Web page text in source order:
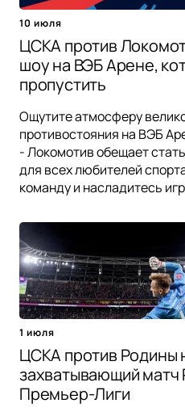
10 июля
ЦСКА против
шоу на ВЭБ Арене,
пропустить
Ощутите атмосферу
противостояния на ВЭБ
- Локомотив обещает
для всех любителей
команду и насладитесь
1 июля
ЦСКА против Родины
захватывающий матч
Премьер-Лиги